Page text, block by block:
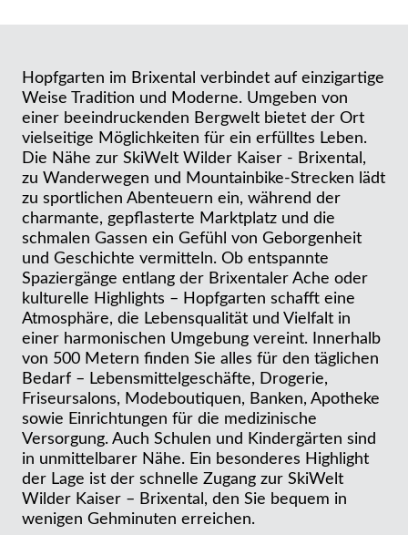
Hopfgarten im Brixental verbindet auf einzigartige
Weise Tradition und Moderne. Umgeben von
einer beeindruckenden Bergwelt bietet der Ort
vielseitige Möglichkeiten für ein erfülltes Leben.
Die Nähe zur SkiWelt Wilder Kaiser - Brixental,
zu Wanderwegen und Mountainbike-Strecken lädt
zu sportlichen Abenteuern ein, während der
charmante, gepflasterte Marktplatz und die
schmalen Gassen ein Gefühl von Geborgenheit
und Geschichte vermitteln. Ob entspannte
Spaziergänge entlang der Brixentaler Ache oder
kulturelle Highlights – Hopfgarten schafft eine
Atmosphäre, die Lebensqualität und Vielfalt in
einer harmonischen Umgebung vereint. Innerhalb
von 500 Metern finden Sie alles für den täglichen
Bedarf – Lebensmittelgeschäfte, Drogerie,
Friseursalons, Modeboutiquen, Banken, Apotheke
sowie Einrichtungen für die medizinische
Versorgung. Auch Schulen und Kindergärten sind
in unmittelbarer Nähe. Ein besonderes Highlight
der Lage ist der schnelle Zugang zur SkiWelt
Wilder Kaiser – Brixental, den Sie bequem in
wenigen Gehminuten erreichen.